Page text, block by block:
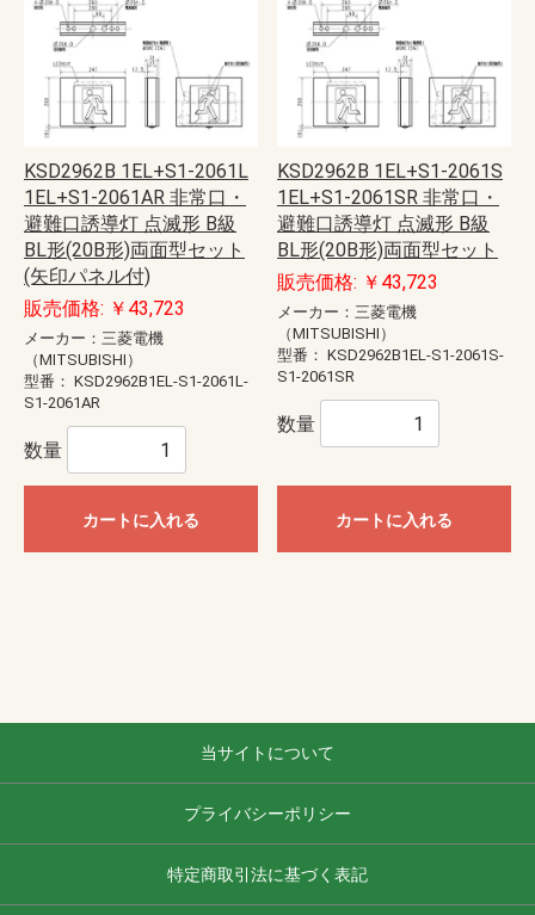
KSD2962B 1EL+S1-2061L
1EL+S1-2061AR 非常口・
避難口誘導灯 点滅形 B級
BL形(20B形)両面型セット
(矢印パネル付)
販売価格: ￥43,723
メーカー：三菱電機
（MITSUBISHI）
型番： KSD2962B1EL-S1-2061L-
S1-2061AR
数量
カートに入れる
KSD2962B 1EL+S1-2061S
1EL+S1-2061SR 非常口・
避難口誘導灯 点滅形 B級
BL形(20B形)両面型セット
販売価格: ￥43,723
メーカー：三菱電機
（MITSUBISHI）
型番： KSD2962B1EL-S1-2061S-
S1-2061SR
数量
カートに入れる
当サイトについて
プライバシーポリシー
特定商取引法に基づく表記